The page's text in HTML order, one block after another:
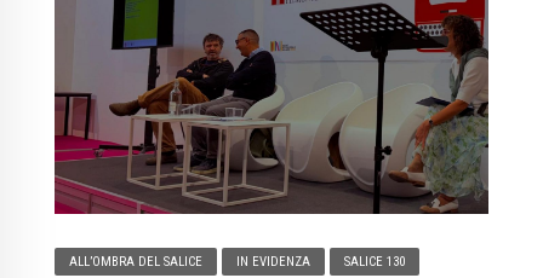
ALL’OMBRA DEL SALICE IN EVIDENZA SALICE 130